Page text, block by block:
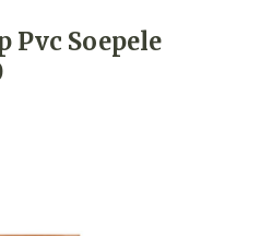
Pvc Soepele